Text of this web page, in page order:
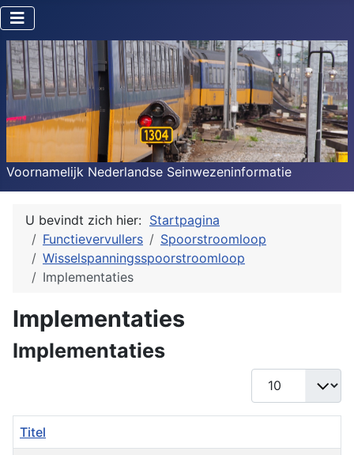
Voornamelijk Nederlandse Seinwezeninformatie
U bevindt zich hier: Startpagina
Functievervullers
Spoorstroomloop
Wisselspanningsspoorstroomloop
Implementaties
Implementaties
Implementaties
Toon #
Titel